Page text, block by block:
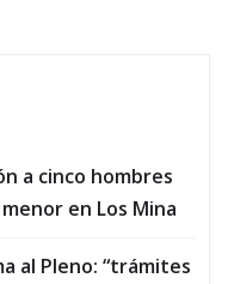
a cinco hombres
en Los Mina
al Pleno: “trámites